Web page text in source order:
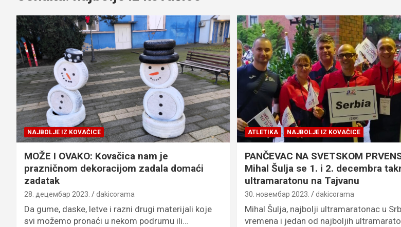
NAJBOLJE IZ KOVAČICE
MOŽE I OVAKO: Kovačica nam je
prazničnom dekoracijom zadala domaći
zadatak
28. децембар 2023. dakicorama
Da gume, daske, letve i razni drugi materijali koje
svi možemo pronaći u nekom podrumu ili…
ATLETIKA NAJBOLJE IZ KOVAČICE
PANČEVAC NA SVETSKOM
Mihal Šulja se 1. i 2. decembra
ultramaratonu na Tajvanu
30. новембар 2023. dakicorama
Mihal Šulja, najbolji ultramaratonac u
vremena i jedan od najboljih